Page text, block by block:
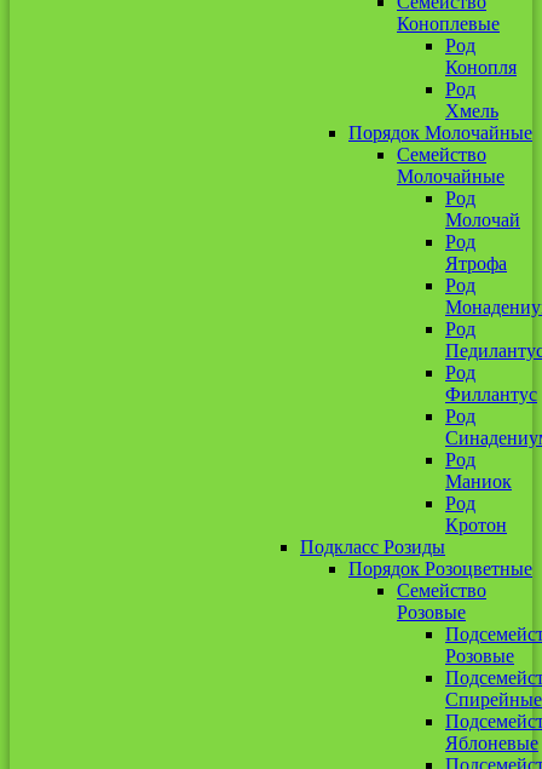
Коноплевые
Род
Конопля
Род
Хмель
Порядок Молочайные
Семейство
Молочайные
Род
Молочай
Род
Ятрофа
Род
Род
Род
Филлантус
Род
Род
Маниок
Род
Кротон
Подкласс Розиды
Порядок Розоцветные
Семейство
Розовые
Розовые
Спирейные
Яблоневые